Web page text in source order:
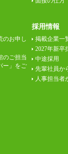
のお申し
のご担当
ー」をご
採用情報
掲載企業一
2027年新卒
中途採用
先輩社員か
人事担当者